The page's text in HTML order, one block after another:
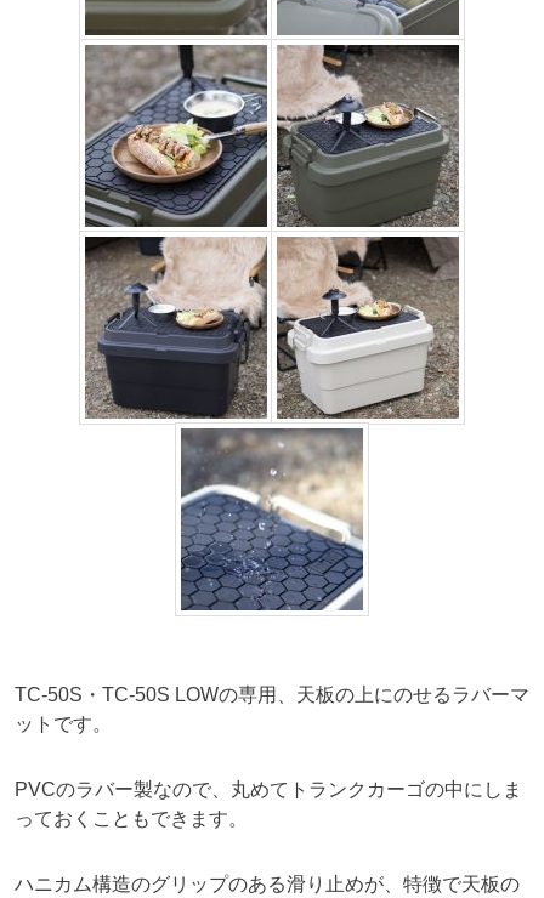
TC-50S・TC-50S LOWの専用、天板の上にのせるラバーマ
ットです。
PVCのラバー製なので、丸めてトランクカーゴの中にしま
っておくこともできます。
ハニカム構造のグリップのある滑り止めが、特徴で天板の